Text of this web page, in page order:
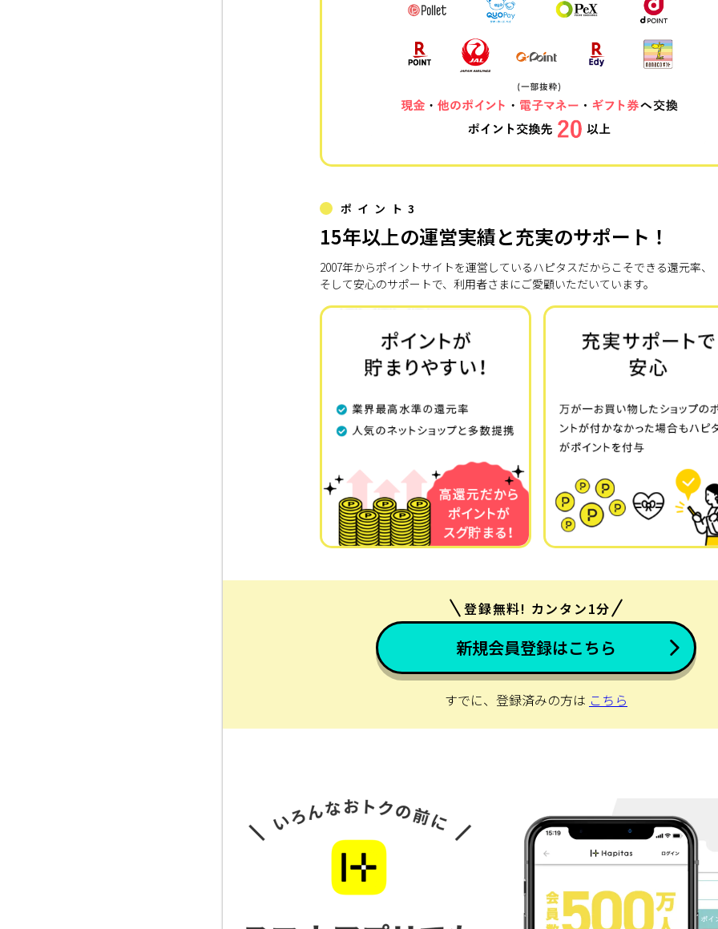
ポイント3
15年以上の運営実績と充実のサポート！
2007年からポイントサイトを運営しているハピタスだからこそできる還元率、
そして安心のサポートで、利用者さまにご愛顧いただいています。
登録無料! カンタン1分
新規会員登録はこちら
すでに、登録済みの方は こちら